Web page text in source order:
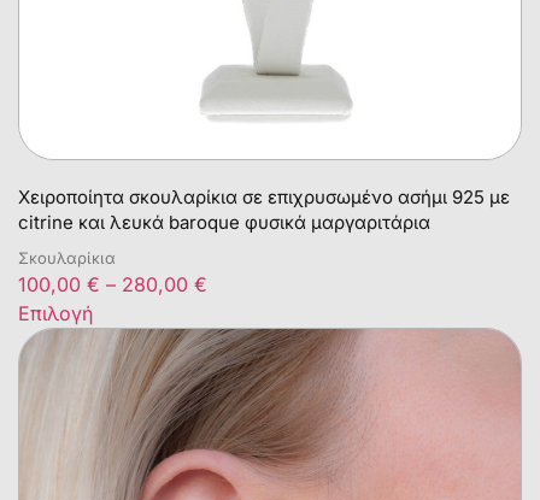
Χειροποίητα σκουλαρίκια σε επιχρυσωμένο ασήμι 925 με
citrine και λευκά baroque φυσικά μαργαριτάρια
Σκουλαρίκια
100,00 € – 280,00 €
Επιλογή